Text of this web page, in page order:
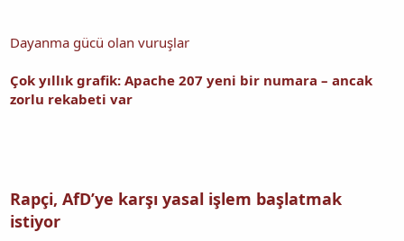
Dayanma gücü olan vuruşlar
Çok yıllık grafik: Apache 207 yeni bir numara – ancak
zorlu rekabeti var
Rapçi, AfD’ye karşı yasal işlem başlatmak
istiyor